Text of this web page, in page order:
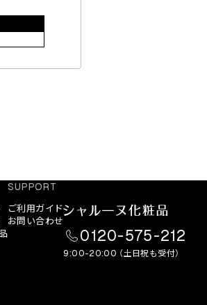
SUPPORT
ご利用ガイド
お問い合わせ
0120-575-212
9:00-20:00 （土日祝も受付）